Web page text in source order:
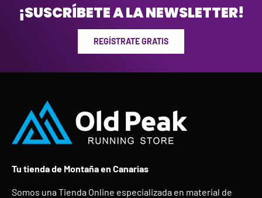
¡SUSCRÍBETE A LA NEWSLETTER!
REGÍSTRATE GRATIS
Tu tienda de Montaña en Canarias
Somos una Tienda Online especializada en material de